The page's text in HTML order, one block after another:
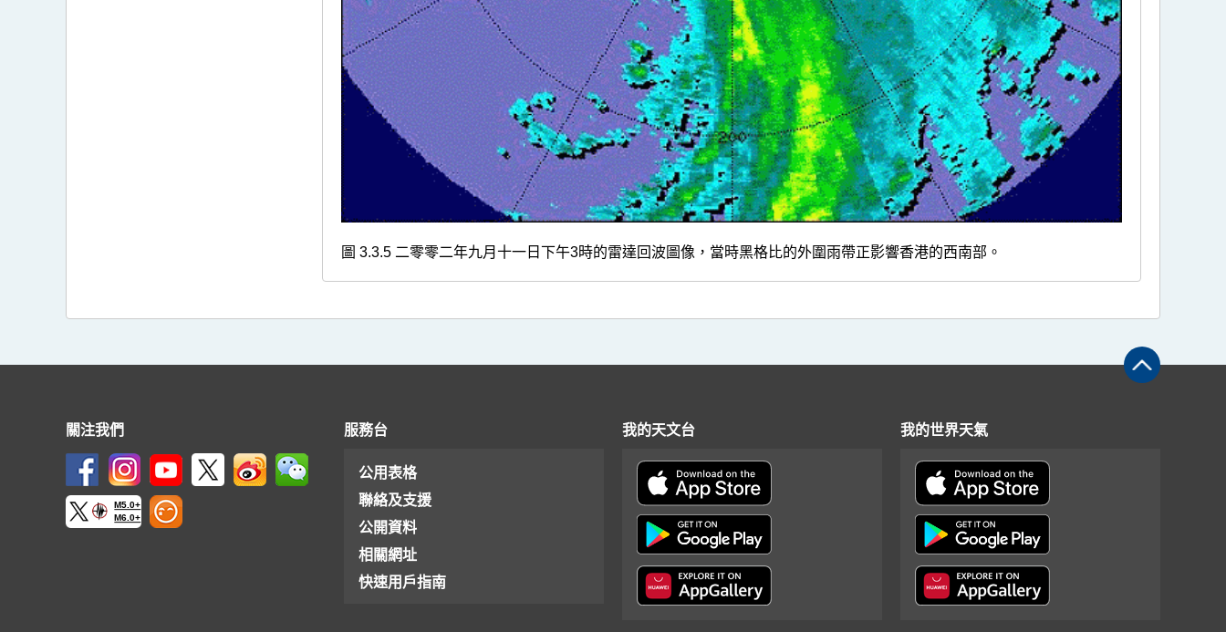
圖 3.3.5 二零零二年九月十一日下午3時的雷達回波圖像，當時黑格比的外圍雨帶正影響香港的西南部。
關注我們
M5.0+
M6.0+
服務台
公用表格
聯絡及支援
公開資料
相關網址
快速用戶指南
我的天文台 我的世界天氣